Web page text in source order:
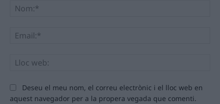
Deseu el meu nom, el correu electrònic i el lloc web en
aquest navegador per a la propera vegada que comenti.